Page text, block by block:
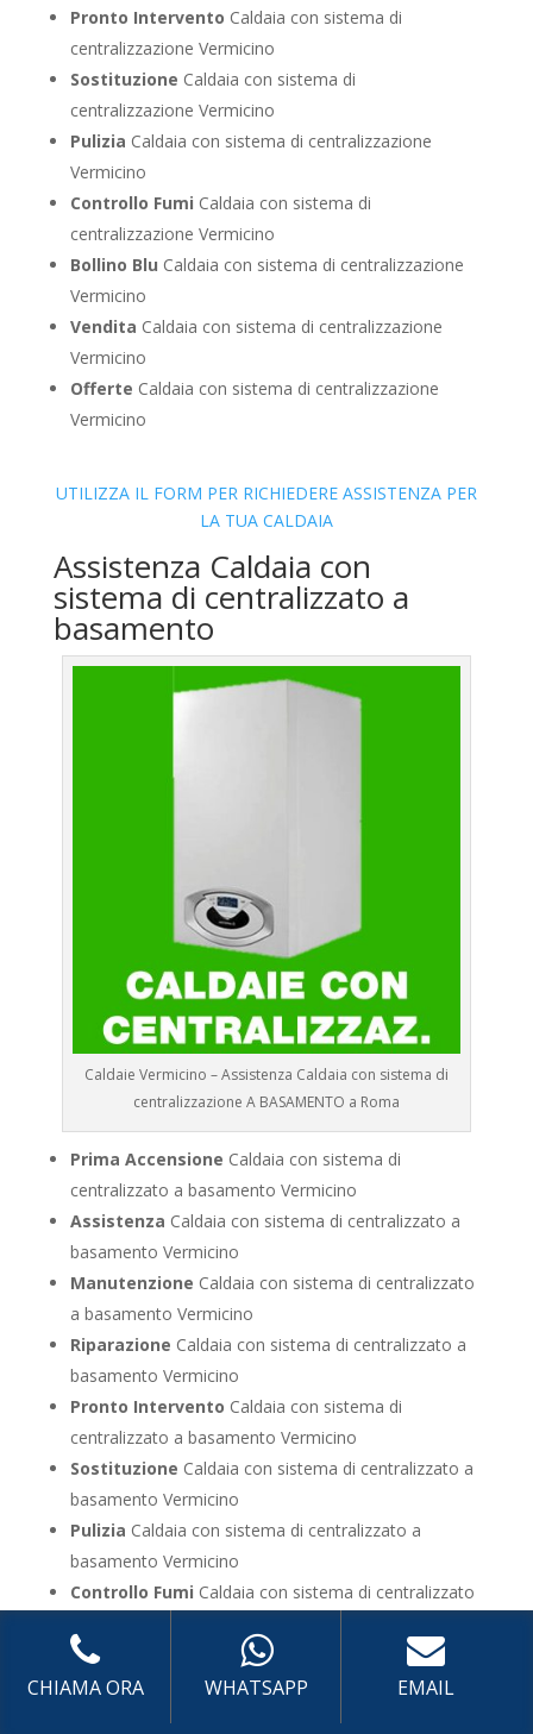
Pronto Intervento Caldaia con sistema di
centralizzazione Vermicino
Sostituzione Caldaia con sistema di
centralizzazione Vermicino
Pulizia Caldaia con sistema di centralizzazione
Vermicino
Controllo Fumi Caldaia con sistema di
centralizzazione Vermicino
Bollino Blu Caldaia con sistema di centralizzazione
Vermicino
Vendita Caldaia con sistema di centralizzazione
Vermicino
Offerte Caldaia con sistema di centralizzazione
Vermicino
UTILIZZA IL FORM PER RICHIEDERE ASSISTENZA PER
LA TUA CALDAIA
Assistenza Caldaia con
sistema di centralizzato a
basamento
Caldaie Vermicino – Assistenza Caldaia con sistema di
centralizzazione A BASAMENTO a Roma
Prima Accensione Caldaia con sistema di
centralizzato a basamento Vermicino
Assistenza Caldaia con sistema di centralizzato a
basamento Vermicino
Manutenzione Caldaia con sistema di centralizzato
a basamento Vermicino
Riparazione Caldaia con sistema di centralizzato a
basamento Vermicino
Pronto Intervento Caldaia con sistema di
centralizzato a basamento Vermicino
Sostituzione Caldaia con sistema di centralizzato a
basamento Vermicino
Pulizia Caldaia con sistema di centralizzato a
basamento Vermicino
Controllo Fumi Caldaia con sistema di centralizzato
Bollino Blu
Caldaia con sistema di centralizzato a
basamento Vermicino
CHIAMA ORA WHATSAPP EMAIL